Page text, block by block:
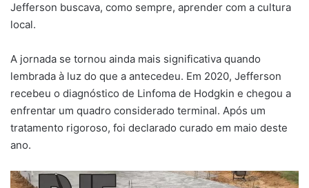
Jefferson buscava, como sempre, aprender com a cultura
local.
A jornada se tornou ainda mais significativa quando
lembrada à luz do que a antecedeu. Em 2020, Jefferson
recebeu o diagnóstico de Linfoma de Hodgkin e chegou a
enfrentar um quadro considerado terminal. Após um
tratamento rigoroso, foi declarado curado em maio deste
ano.